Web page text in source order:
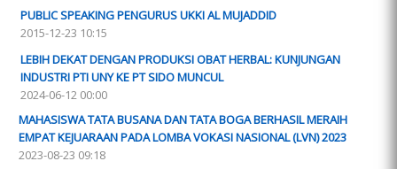
PUBLIC SPEAKING PENGURUS UKKI AL MUJADDID
2015-12-23 10:15
LEBIH DEKAT DENGAN PRODUKSI OBAT HERBAL: KUNJUNGAN
INDUSTRI PTI UNY KE PT SIDO MUNCUL
2024-06-12 00:00
MAHASISWA TATA BUSANA DAN TATA BOGA BERHASIL MERAIH
EMPAT KEJUARAAN PADA LOMBA VOKASI NASIONAL (LVN) 2023
2023-08-23 09:18